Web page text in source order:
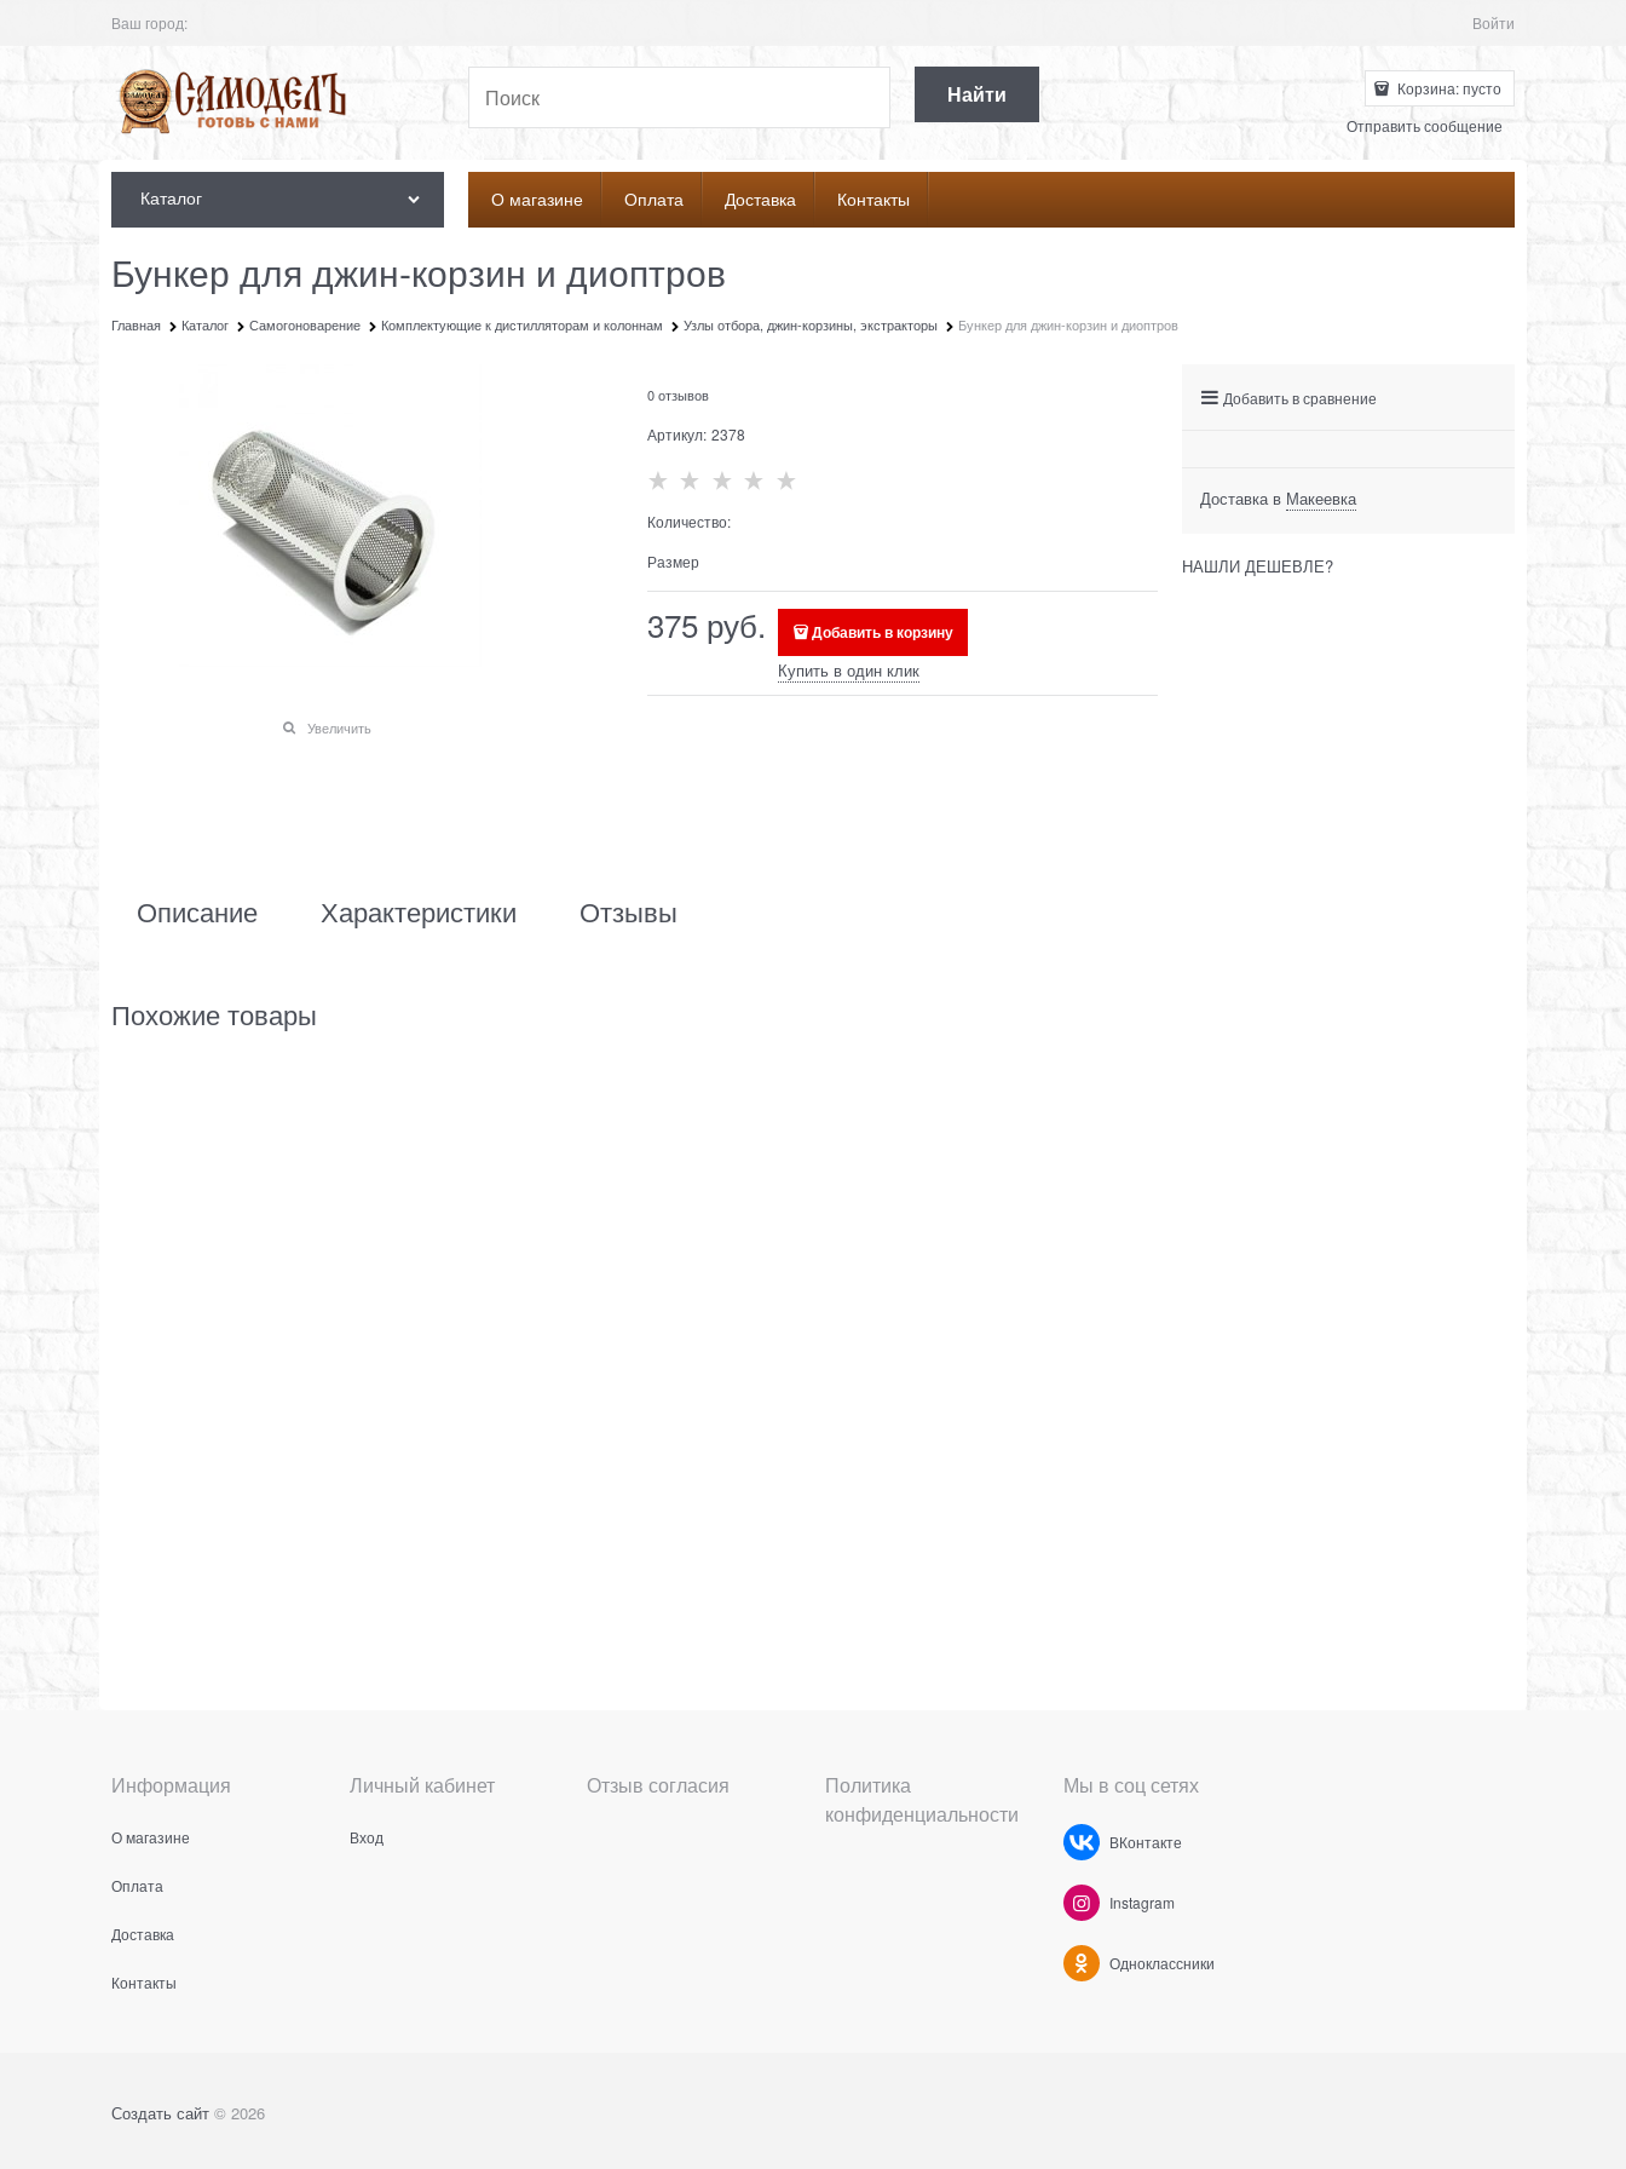
Ваш город: Войти
Найти Корзина:пусто
Отправить сообщение
Каталог О магазине Оплата Доставка Контакты
Бункер для джин-корзин и диоптров
Главная Каталог Самогоноварение Комплектующие к дистилляторам и колоннам Узлы отбора, джин-корзины, экстракторы Бункер для джин-корзин и диоптров
Увеличить
0 отзывов
Артикул: 2378
Количество:
Размер
375 руб. Добавить в корзину
Купить в один клик
Описание Характеристики Отзывы
Похожие товары
Добавить в сравнение
Доставка в Макеевка
НАШЛИ ДЕШЕВЛЕ?
Информация
О магазине
Оплата
Доставка
Контакты
Личный кабинет
Вход
Отзыв согласия
Политика
конфиденциальности
Мы в соц сетях
ВКонтакте
Instagram
Одноклассники
Создать сайт © 2026